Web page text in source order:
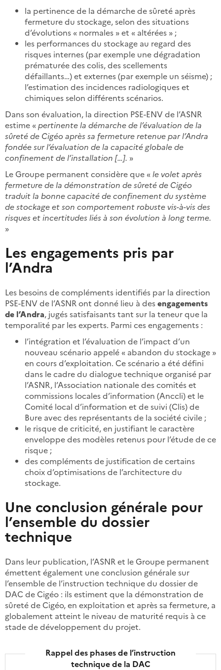
la pertinence de la démarche de sûreté après
fermeture du stockage, selon des situations
d’évolutions « normales » et « altérées » ;
les performances du stockage au regard des
risques internes (par exemple une dégradation
prématurée des colis, des scellements
défaillants…) et externes (par exemple un séisme) ;
l’estimation des incidences radiologiques et
chimiques selon différents scénarios.
Dans son évaluation, la direction PSE-ENV de l’ASNR
estime « pertinente la démarche de l’évaluation de la
sûreté de Cigéo après sa fermeture retenue par l’Andra
fondée sur l’évaluation de la capacité globale de
confinement de l’installation […]. »
Le Groupe permanent considère que « le volet après
fermeture de la démonstration de sûreté de Cigéo
traduit la bonne capacité de confinement du système
de stockage et son comportement robuste vis-à-vis des
risques et incertitudes liés à son évolution à long terme.
»
Les engagements pris par
l’Andra
Les besoins de compléments identifiés par la direction
PSE-ENV de l’ASNR ont donné lieu à desengagements
de l’Andra, jugés satisfaisants tant sur la teneur que la
temporalité par les experts. Parmi ces engagements :
l’intégration et l’évaluation de l’impact d’un
nouveau scénario appelé « abandon du stockage »
en cours d’exploitation. Ce scénario a été défini
dans le cadre du dialogue technique organisé par
l’ASNR, l’Association nationale des comités et
commissions locales d’information (Anccli) et le
Comité local d’information et de suivi (Clis) de
Bure avec des représentants de la société civile ;
le risque de criticité, en justifiant le caractère
enveloppe des modèles retenus pour l’étude de ce
risque ;
des compléments de justification de certains
choix d’optimisations de l’architecture du
stockage.
Une conclusion générale pour
l’ensemble du dossier
technique
Dans leur publication, l’ASNR et le Groupe permanent
émettent également une conclusion générale sur
l’ensemble de l’instruction technique du dossier de
DAC de Cigéo : ils estiment que la démonstration de
sûreté de Cigéo, en exploitation et après sa fermeture, a
globalement atteint le niveau de maturité requis à ce
stade de développement du projet.
Rappel des phases de l’instruction
technique de la DAC